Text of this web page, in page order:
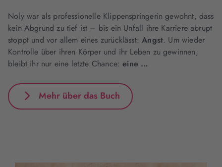
Noly war als professionelle Klippenspringerin gewohnt, dass
kein Abgrund zu tief ist – bis ein Unfall ihre Karriere abrupt
stoppt und vor allem eines zurücklässt:Angst. Um wieder
Kontrolle über ihren Körper und ihr Leben zu gewinnen,
bleibt ihr nur eine letzte Chance:eine …
Mehr über das Buch